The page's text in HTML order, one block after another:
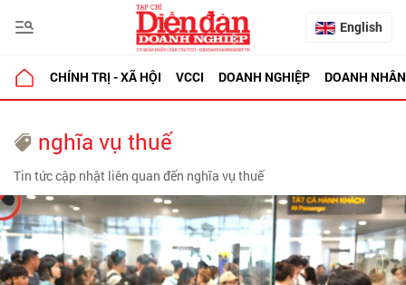
English
CHÍNH TRỊ - XÃ HỘI VCCI DOANH NGHIỆP DOANH NHÂN
nghĩa vụ thuế
Tin tức cập nhật liên quan đến nghĩa vụ thuế